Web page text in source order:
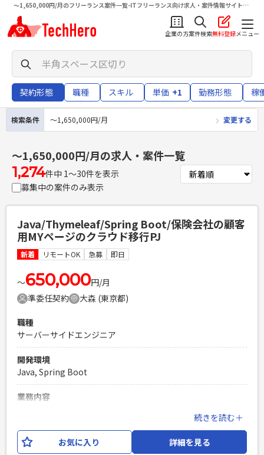
〜1,650,000円/月のフリーランス案件一覧-ITフリーランス向け求人・案件情報サイトテ
クヒロ（TechHero）
企業の方案件検索無料登録メニュー
契約形態 職種 スキル 単価 +1 勤務形態 稼
検索条件 〜1,650,000円/月 変更する
〜1,650,000円/月の求人・案件一覧
1,274件中 1〜30件を表示
募集中の案件のみ表示
Java/Thymeleaf/Spring Boot/保険会社の顧客
用MYページのクラウド移行PJ
新着 リモートOK 急募 即日
〜650,000円/月
準委任契約
大森 (東京都)
職種
サーバーサイドエンジニア
開発環境
Java, Spring Boot
業務内容
工程で、障害分析改修を担当いただきたい。 【業務内容】 障
害リカバリ対応（原因調査～解決案提案～修正まで）
続きを読む＋
お気に入り 詳細を見る